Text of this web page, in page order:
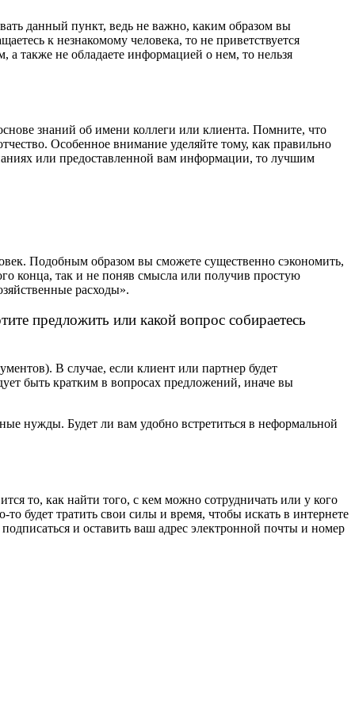
данный пункт, ведь не важно, каким образом вы
к незнакомому человека, то не приветствуется
также не обладаете информацией о нем, то нельзя
знаний об имени коллеги или клиента. Помните, что
Особенное внимание уделяйте тому, как правильно
или предоставленной вам информации, то лучшим
Подобным образом вы сможете существенно сэкономить,
конца, так и не поняв смысла или получив простую
расходы».
предложить или какой вопрос собираетесь
В случае, если клиент или партнер будет
быть кратким в вопросах предложений, иначе вы
нужды. Будет ли вам удобно встретиться в неформальной
то, как найти того, с кем можно сотрудничать или у кого
будет тратить свои силы и время, чтобы искать в интернете
и оставить ваш адрес электронной почты и номер